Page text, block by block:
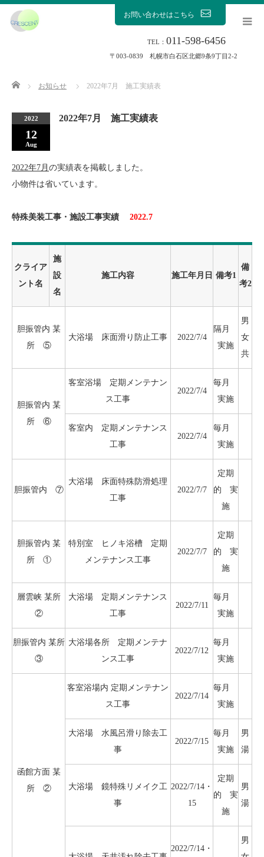
お問い合わせはこちら
TEL：011-598-6456
〒003-0839 札幌市白石区北郷9条9丁目2-2
Home お知らせ 2022年7月 施工実績表
2022
12
Aug
2022年7月 施工実績表
2022年7月 の実績表を掲載しました。
小物件は省いています。
特殊美装工事・施設工事実績 2022.7
クライア
ント名
施
設
名
施工内容 施工年月日 備考1
備
考2
胆振管内 某
所 ⑤
大浴場 床面滑り防止工事 2022/7/4
隔月
実施
男
女
共
胆振管内 某
所 ⑥
客室浴場 定期メンテナン
ス工事
2022/7/4
毎月
実施
客室内 定期メンテナンス
工事
2022/7/4
毎月
実施
胆振管内 ⑦
大浴場 床面特殊防滑処理
工事
2022/7/7
定期
的 実
施
胆振管内 某
所 ①
特別室 ヒノキ浴槽 定期
メンテナンス工事
2022/7/7
定期
的 実
施
層雲峡 某所
②
大浴場 定期メンテナンス
工事
2022/7/11
毎月
実施
胆振管内 某所
③
大浴場各所 定期メンテナ
ンス工事
2022/7/12
毎月
実施
函館方面 某
所 ②
客室浴場内 定期メンテナン
ス工事
2022/7/14
毎月
実施
大浴場 水風呂滑り除去工
事
2022/7/15
毎月
実施
男
湯
大浴場 鏡特殊リメイク工
事
2022/7/14・
15
定期
的 実
施
男
湯
2022/7/14・
男